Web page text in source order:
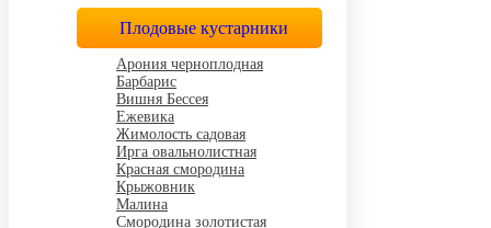
Плодовые кустарники
Арония черноплодная
Барбарис
Вишня Бессея
Ежевика
Жимолость садовая
Ирга овальнолистная
Красная смородина
Крыжовник
Малина
Смородина золотистая